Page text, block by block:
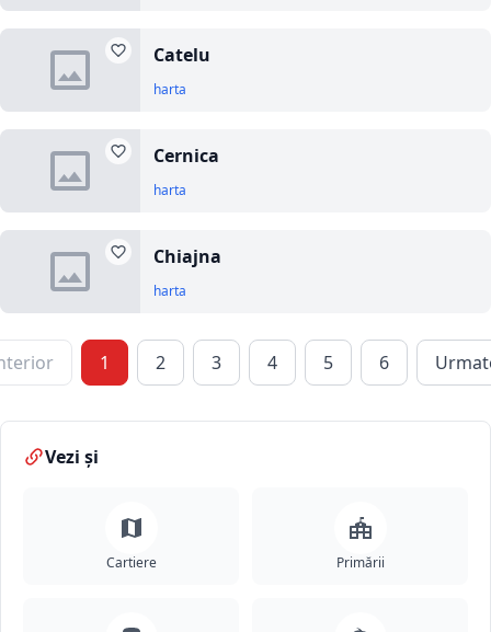
Catelu
harta
Cernica
harta
Chiajna
harta
1 2 3 4 5 6
Vezi și
Cartiere Primării